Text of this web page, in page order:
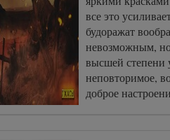
все это
будоражат
невозможным,
высшей степени
неповторимое,
доброе